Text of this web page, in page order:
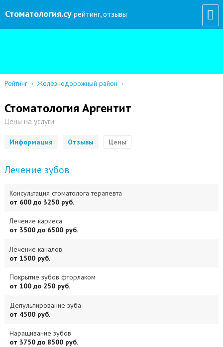
Стоматология.су рейтинг, отзывы
Рейтинг › Железнодорожный район ›
Стоматология Аргентит
Цены на услуги
Информация Отзывы Цены
Лечение зубов
Консультация стоматолога терапевта
от 600 до 3250 руб.
Лечение кариеса
от 3500 до 6500 руб.
Лечение каналов
от 1500 руб.
Покрытие зубов фторлаком
от 100 до 250 руб.
Депульпирование зуба
от 4500 руб.
Наращивание зубов
от 3750 до 8500 руб.